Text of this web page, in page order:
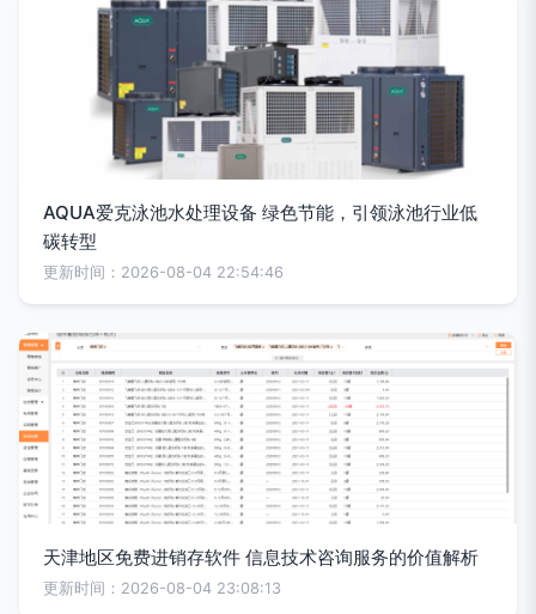
AQUA爱克泳池水处理设备 绿色节能，引领泳池行业低
碳转型
更新时间：2026-08-04 22:54:46
天津地区免费进销存软件 信息技术咨询服务的价值解析
更新时间：2026-08-04 23:08:13